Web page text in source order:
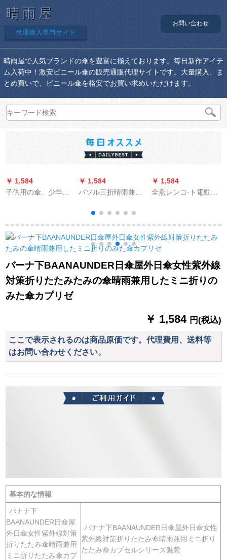
晴雨屋
代理購入専門サイト
お問い合わせ
晴雨屋で人気ブランドの傘を豊富に揃えております。毎日新作アイテ
ム入荷中！激安ビニール傘の販売通販代理サイトです。大量購入、ま
とめ買いで、ビニール傘を格安でお買い求めいただけます。
￥ 1,584
子供用の傘、少年用
少年用パソル、警察
長46 cm*8 k
￥ 1,584
パソル三折晴雨兼用
ドレットソルビルビ
ル傘シルバ湖336 T
￥ 1,584
全燕レンコ-ト電動車
つばさを厚くして、
シンゲルの電気ボト
ル車ポンチ-ブチル5
XL(中大型車)-ミラカ
バーな
バーナ下BAANAUNDER日傘屋外日傘女性紫外線
対策折りたたみたみの傘晴雨兼用したミニ折りの
みた傘カプリゼ
￥ 1,584 円(税込)
ここで表示されるのは商品原価です。代理費用、送料等
はお問い合わせください。
基本的な情報
バナナ下
BAANAUNDER日傘屋
外日傘女性紫外線対策
折りたたみ傘晴雨兼用
ミニ折りたたみ傘カプ
バナナ下BAANAUNDER日傘屋外日傘女性
紫外線対策折りたたみ傘晴雨兼用ミニ折り
たたみ傘カプセルシリーズ魅紫